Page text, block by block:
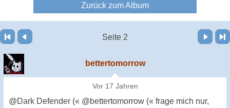
Zurück zum Album
Seite 2
Vor Letzte Seite
bettertomorrow
Vor 17 Jahren
@Dark Defender (« @bettertomorrow (« frage mich nur,